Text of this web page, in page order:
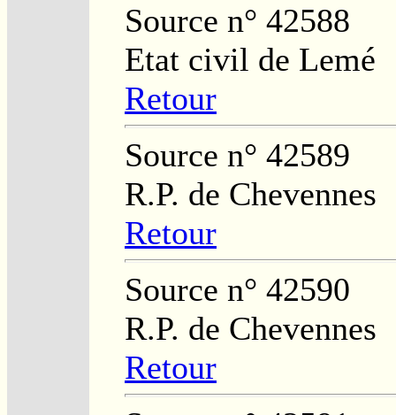
Source n° 42588
Etat civil de Lemé
Retour
Source n° 42589
R.P. de Chevennes
Retour
Source n° 42590
R.P. de Chevennes
Retour